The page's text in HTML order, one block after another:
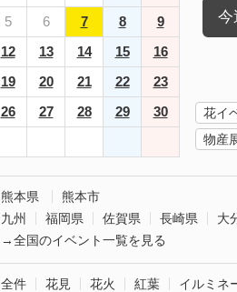
5 6 7 8
9
12 13 14 15
16
19 20 21 22
23
26 27 28 29
30
今
花イ
物産
熊本県
熊本市
九州
福岡県 佐賀県 長崎県 大
→全国のイベント一覧を見る
全件 花見 花火 紅葉 イルミネ